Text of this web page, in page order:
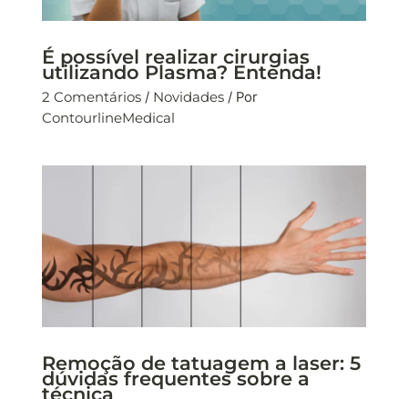
É possível realizar cirurgias
utilizando Plasma? Entenda!
2 Comentários / Novidades/ Por
ContourlineMedical
Remoção de tatuagem a laser: 5
dúvidas frequentes sobre a
técnica